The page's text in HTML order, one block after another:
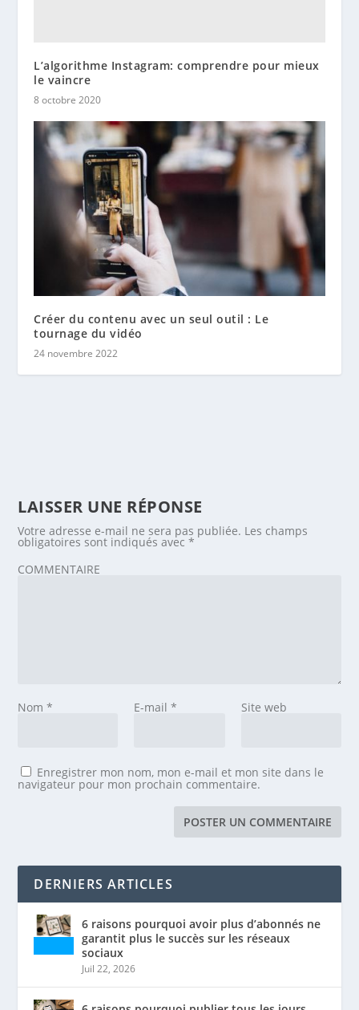
L’algorithme Instagram: comprendre pour mieux
le vaincre
8 octobre 2020
Créer du contenu avec un seul outil : Le
tournage du vidéo
24 novembre 2022
LAISSER UNE RÉPONSE
Votre adresse e-mail ne sera pas publiée. Les champs
obligatoires sont indiqués avec*
COMMENTAIRE
Nom* E-mail * Site web
Enregistrer mon nom, mon e-mail et mon site dans le
navigateur pour mon prochain commentaire.
DERNIERS ARTICLES
6 raisons pourquoi avoir plus d’abonnés ne
garantit plus le succès sur les réseaux
sociaux
Juil 22, 2026